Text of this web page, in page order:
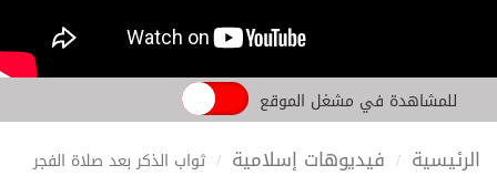
للمشاهدة في مشغل الموقع
الرئيسية فيديوهات إسلامية ثواب الذكر بعد صلاة الفجر